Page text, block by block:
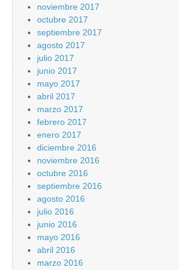
noviembre 2017
octubre 2017
septiembre 2017
agosto 2017
julio 2017
junio 2017
mayo 2017
abril 2017
marzo 2017
febrero 2017
enero 2017
diciembre 2016
noviembre 2016
octubre 2016
septiembre 2016
agosto 2016
julio 2016
junio 2016
mayo 2016
abril 2016
marzo 2016